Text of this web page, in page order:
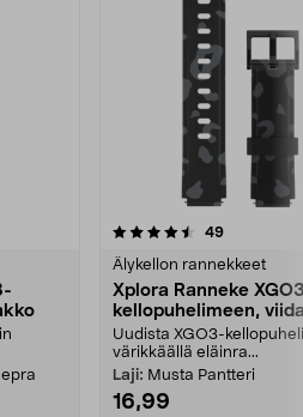
49arvostelut
Älykellon rannekkeet
Xplora Ranneke
kellopuhelimeen,
Uudista XGO3-
värikkäällä eläinra...
Laji: Musta Pantteri
16,99
4.5 viidestä